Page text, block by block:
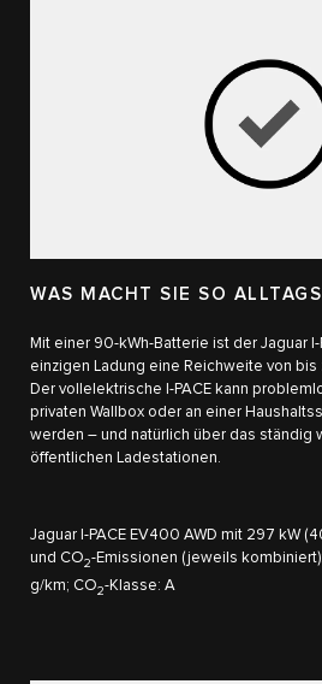
WAS MACHT SIE SO
Mit einer 90-kWh-Batterie ist der Jaguar
einzigen Ladung eine Reichweite von bis
Der vollelektrische I-PACE​ kann
privaten Wallbox​ oder an einer
werden – und natürlich über das ständig
öffentlichen Ladestationen.
Jaguar I-PACE EV400 AWD mit 297 kW
und CO2-Emissionen (jeweils
g/km; CO2-Klasse: A